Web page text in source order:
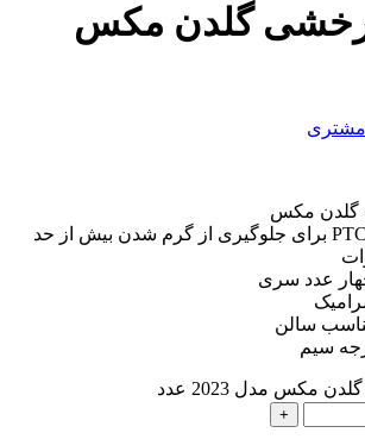
گلدن مکس
مشتری
مکس
سالن
مدل 2023 عدد